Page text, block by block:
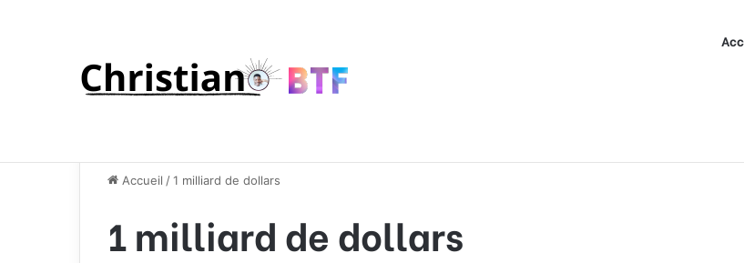
Accueil /1 milliard de dollars
1 milliard de dollars